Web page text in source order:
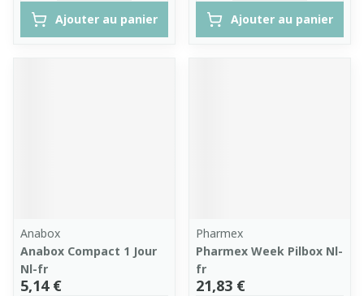
Ajouter au panier Ajouter au panier
Anabox
Anabox Compact 1 Jour
Nl-fr
5,14 €
Pharmex
Pharmex Week Pilbox Nl-
fr
21,83 €